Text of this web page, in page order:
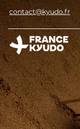
contact@kyudo.fr